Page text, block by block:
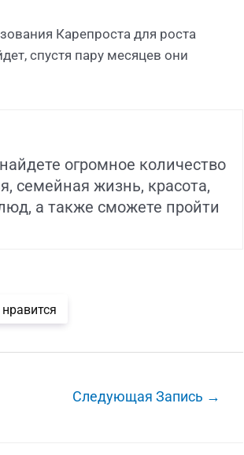
Карепроста для роста
спустя пару месяцев они
огромное количество
семейная жизнь, красота,
а также сможете пройти
Следующая Запись →